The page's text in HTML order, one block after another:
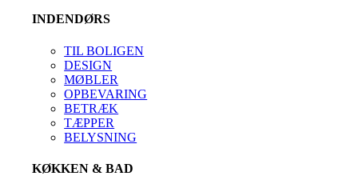
INDENDØRS
TIL BOLIGEN
DESIGN
MØBLER
OPBEVARING
BETRÆK
TÆPPER
BELYSNING
KØKKEN & BAD